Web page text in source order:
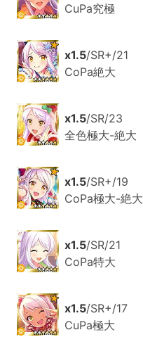
CuPa究極
x1.5/SR+/21
CoPa絶大
x1.5/SR/23
全色極大-絶大
x1.5/SR+/19
CoPa極大-絶大
x1.5/SR/21
CoPa特大
x1.5/SR+/17
CuPa極大